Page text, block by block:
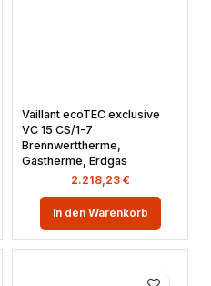
Vaillant ecoTEC exclusive
VC 15 CS/1-7
Brennwerttherme,
Gastherme, Erdgas
2.218,23 €
In den Warenkorb